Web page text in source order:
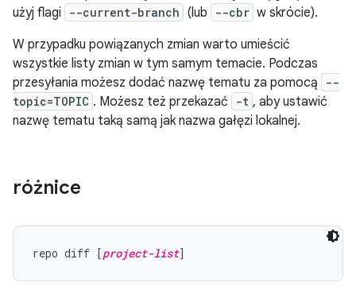
użyj flagi
--current-branch (lub --cbr w skrócie).
W przypadku powiązanych zmian warto umieścić
wszystkie listy zmian w tym samym temacie. Podczas
przesyłania możesz dodać nazwę tematu za pomocą
--
topic=TOPIC . Możesz też przekazać -t , aby ustawić
nazwę tematu taką samą jak nazwa gałęzi lokalnej.
różnice
repo diff [project-list